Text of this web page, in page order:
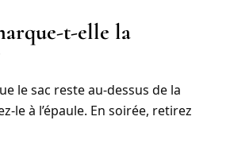
t-elle la
le sac reste au-dessus de la
le à l’épaule. En soirée, retirez